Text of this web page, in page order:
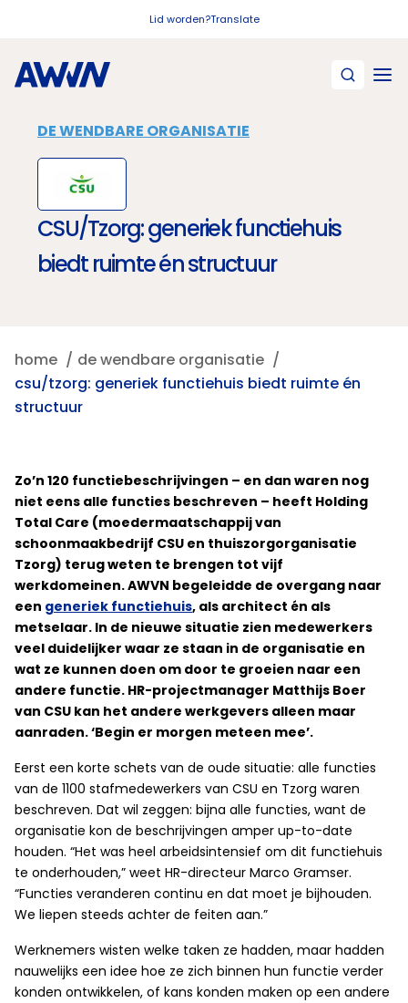
Lid worden?Translate
DE WENDBARE ORGANISATIE
CSU/Tzorg: generiek functiehuis
biedt ruimte én structuur
home
de wendbare organisatie
csu/tzorg: generiek functiehuis biedt ruimte én
structuur
Zo’n 120 functiebeschrijvingen – en dan waren nog
niet eens alle functies beschreven – heeft Holding
Total Care (moedermaatschappij van
schoonmaakbedrijf CSU en thuiszorgorganisatie
Tzorg) terug weten te brengen tot vijf
werkdomeinen. AWVN begeleidde de overgang naar
een generiek functiehuis, als architect én als
metselaar. In de nieuwe situatie zien medewerkers
veel duidelijker waar ze staan in de organisatie en
wat ze kunnen doen om door te groeien naar een
andere functie. HR-projectmanager Matthijs Boer
van CSU kan het andere werkgevers alleen maar
aanraden. ‘Begin er morgen meteen mee’.
Eerst een korte schets van de oude situatie: alle functies
van de 1100 stafmedewerkers van CSU en Tzorg waren
beschreven. Dat wil zeggen: bijna alle functies, want de
organisatie kon de beschrijvingen amper up-to-date
houden. “Het was heel arbeidsintensief om dit functiehuis
te onderhouden,” weet HR-directeur Marco Gramser.
“Functies veranderen continu en dat moet je bijhouden.
We liepen steeds achter de feiten aan.”
Werknemers wisten welke taken ze hadden, maar hadden
nauwelijks een idee hoe ze zich binnen hun functie verder
konden ontwikkelen, of kans konden maken op een andere